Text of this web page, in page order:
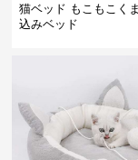
猫ベッド もこもこく
込みベッド